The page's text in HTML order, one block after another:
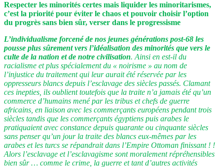
Respecter les minorités certes mais liquider les minoritarismes,
c’est la priorité pour éviter le chaos et pouvoir choisir l’option
du progrès sans bien sûr, verser dans le progressisme
L’individualisme forcené de nos jeunes générations post-68 les
pousse plus sûrement vers l’idéalisation des minorités que vers le
culte de la nation et de notre civilisation. Ainsi en est-il du
racialisme et plus spécialement du « noirisme » au nom de
l’injustice du traitement qui leur aurait été réservée par les
oppresseurs blancs depuis l’esclavage des siècles passés. Clamant
ces inepties, ils oublient toutefois que la traite n’a jamais été qu’un
commerce d’humains mené par les tribus et chefs de guerre
africains, en liaison avec les commerçants européens pendant trois
siècles tandis que les commerçants égyptiens puis arabes le
pratiquaient avec constance depuis quarante ou cinquante siècles
sans penser qu’un jour la traite des blancs eux-mêmes par les
arabes et les turcs se répandrait dans l’Empire Ottoman finissant ! !
Alors l’esclavage et l’esclavagisme sont moralement répréhensibles
bien sûr … comme le crime, la guerre et tant d’autres activités